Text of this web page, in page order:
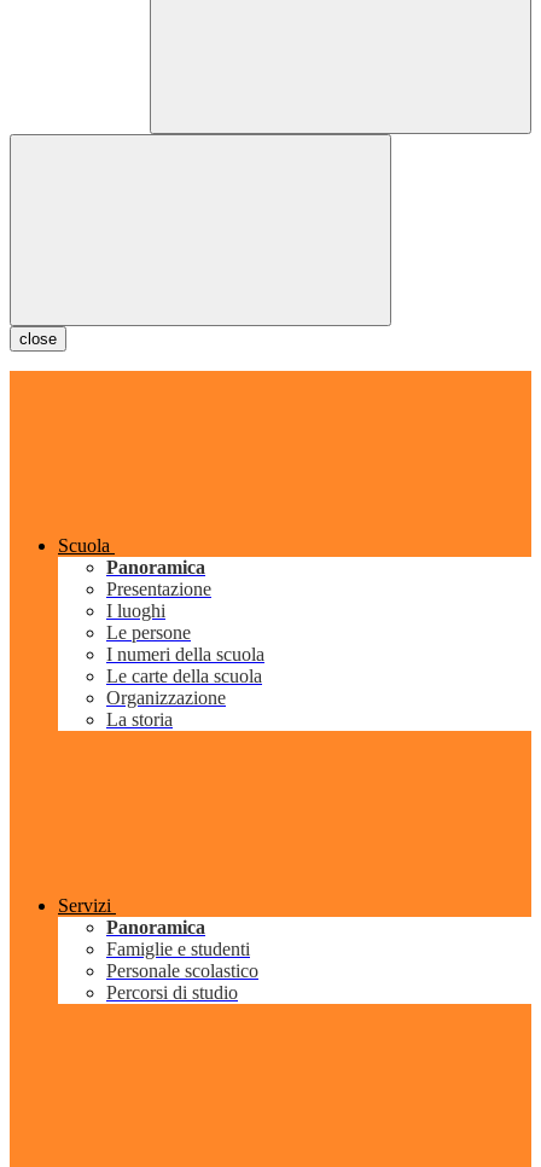
close
Scuola
Panoramica
Presentazione
I luoghi
Le persone
I numeri della scuola
Le carte della scuola
Organizzazione
La storia
Servizi
Panoramica
Famiglie e studenti
Personale scolastico
Percorsi di studio